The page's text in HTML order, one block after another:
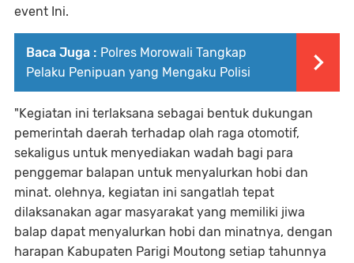
event Ini.
Baca Juga : Polres Morowali Tangkap
Pelaku Penipuan yang Mengaku Polisi
"Kegiatan ini terlaksana sebagai bentuk dukungan
pemerintah daerah terhadap olah raga otomotif,
sekaligus untuk menyediakan wadah bagi para
penggemar balapan untuk menyalurkan hobi dan
minat. olehnya, kegiatan ini sangatlah tepat
dilaksanakan agar masyarakat yang memiliki jiwa
balap dapat menyalurkan hobi dan minatnya, dengan
harapan Kabupaten Parigi Moutong setiap tahunnya